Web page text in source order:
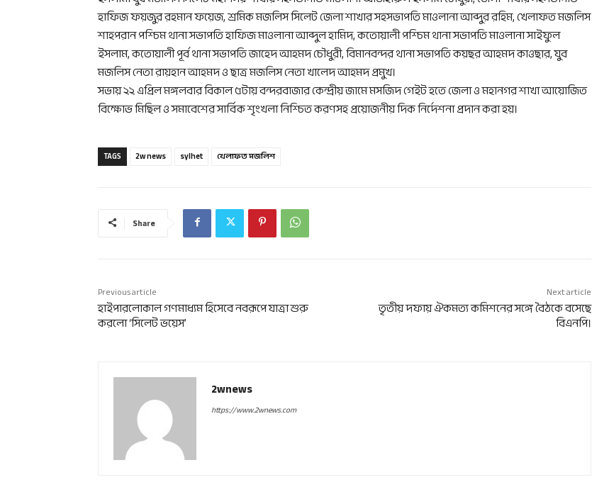
হাফিজ ফয়জুর রহমান ফয়েজ, শ্রমিক মজলিস সিলেট জেলা শাখার সহসভাপতি মাওলানা আব্দুর রহিম, খেলাফত মজলিস
শাহপরান পশ্চিম থানা সভাপতি হাফিজ মাওলানা আব্দুল হামিদ, কতোয়ালী পশ্চিম থানা সভাপতি মাওলানা সাইফুল
ইসলাম, কতোয়ালী পূর্ব থানা সভাপতি জাহেদ আহমদ চৌধুরী, বিমানবন্দর থানা সভাপতি কয়ছর আহমদ কাওছার, যুব
মজলিস নেতা রায়হান আহমদ ও ছাত্র মজলিস নেতা খালেদ আহমদ প্রমুখ।
সভায় ২২ এপ্রিল মঙ্গলবার বিকাল ৫টায় বন্দরবাজার কেন্দ্রীয় জামে মসজিদ গেইট হতে জেলা ও মহানগর শাখা আয়োজিত
বিক্ষোভ মিছিল ও সমাবেশের সার্বিক শৃংখলা নিশ্চিত করণসহ প্রয়োজনীয় দিক নির্দেশনা প্রদান করা হয়।
TAGS 2w news sylhet খেলাফত মজলিশ
Share
Previous article
হাইপারলোকাল গণমাধ্যম হিসেবে নবরূপে যাত্রা শুরু
করলো ‘সিলেট ভয়েস’
Next article
তৃতীয় দফায় ঐকমত্য কমিশনের সঙ্গে বৈঠকে বসেছে
বিএনপি।
2wnews
https://www.2wnews.com